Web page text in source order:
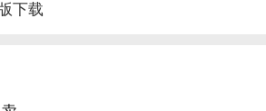
下载